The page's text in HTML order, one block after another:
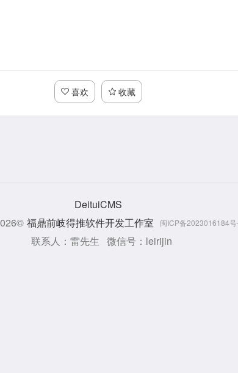
喜欢 收藏
DeituiCMS
福鼎前岐得推软件开发工作室 闽ICP备2023016184
联系人：雷先生 微信号：leirijin